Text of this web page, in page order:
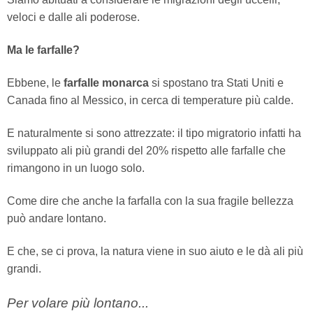
veloci e dalle ali poderose.
Ma le farfalle?
Ebbene, le farfalle monarca si spostano tra Stati Uniti e
Canada fino al Messico, in cerca di temperature più calde.
E naturalmente si sono attrezzate: il tipo migratorio infatti ha
sviluppato ali più grandi del 20% rispetto alle farfalle che
rimangono in un luogo solo.
Come dire che anche la farfalla con la sua fragile bellezza
può andare lontano.
E che, se ci prova, la natura viene in suo aiuto e le dà ali più
grandi.
Per volare più lontano...